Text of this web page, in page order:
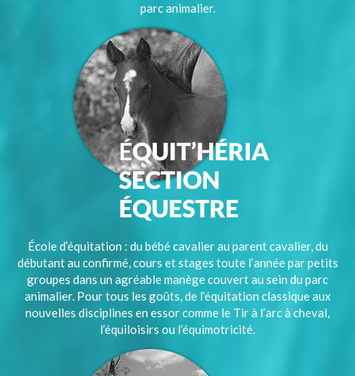
parc animalier.
École d’équitation : du bébé cavalier au parent cavalier, du
débutant au confirmé, cours et stages toute l’année par petits
groupes dans un agréable manège couvert au sein du parc
animalier. Pour tous les goûts, de l’équitation classique aux
nouvelles disciplines en essor comme le Tir à l’arc à cheval,
l’équiloisirs ou l’équimotricité.